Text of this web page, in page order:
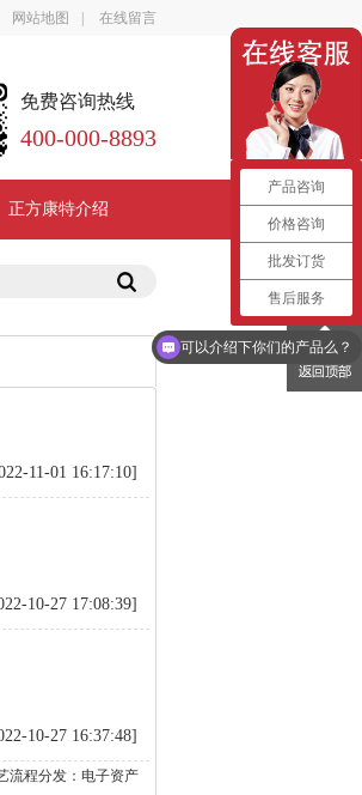
网站地图 在线留言
免费咨询热线
400-000-8893
正方康特介绍
11-01 16:17:10]
10-27 17:08:39]
10-27 16:37:48]
流程分发：电子资产
产品咨询
价格咨询
批发订货
售后服务
可以介绍下你们的产品么？
你们是怎么收费的呢？